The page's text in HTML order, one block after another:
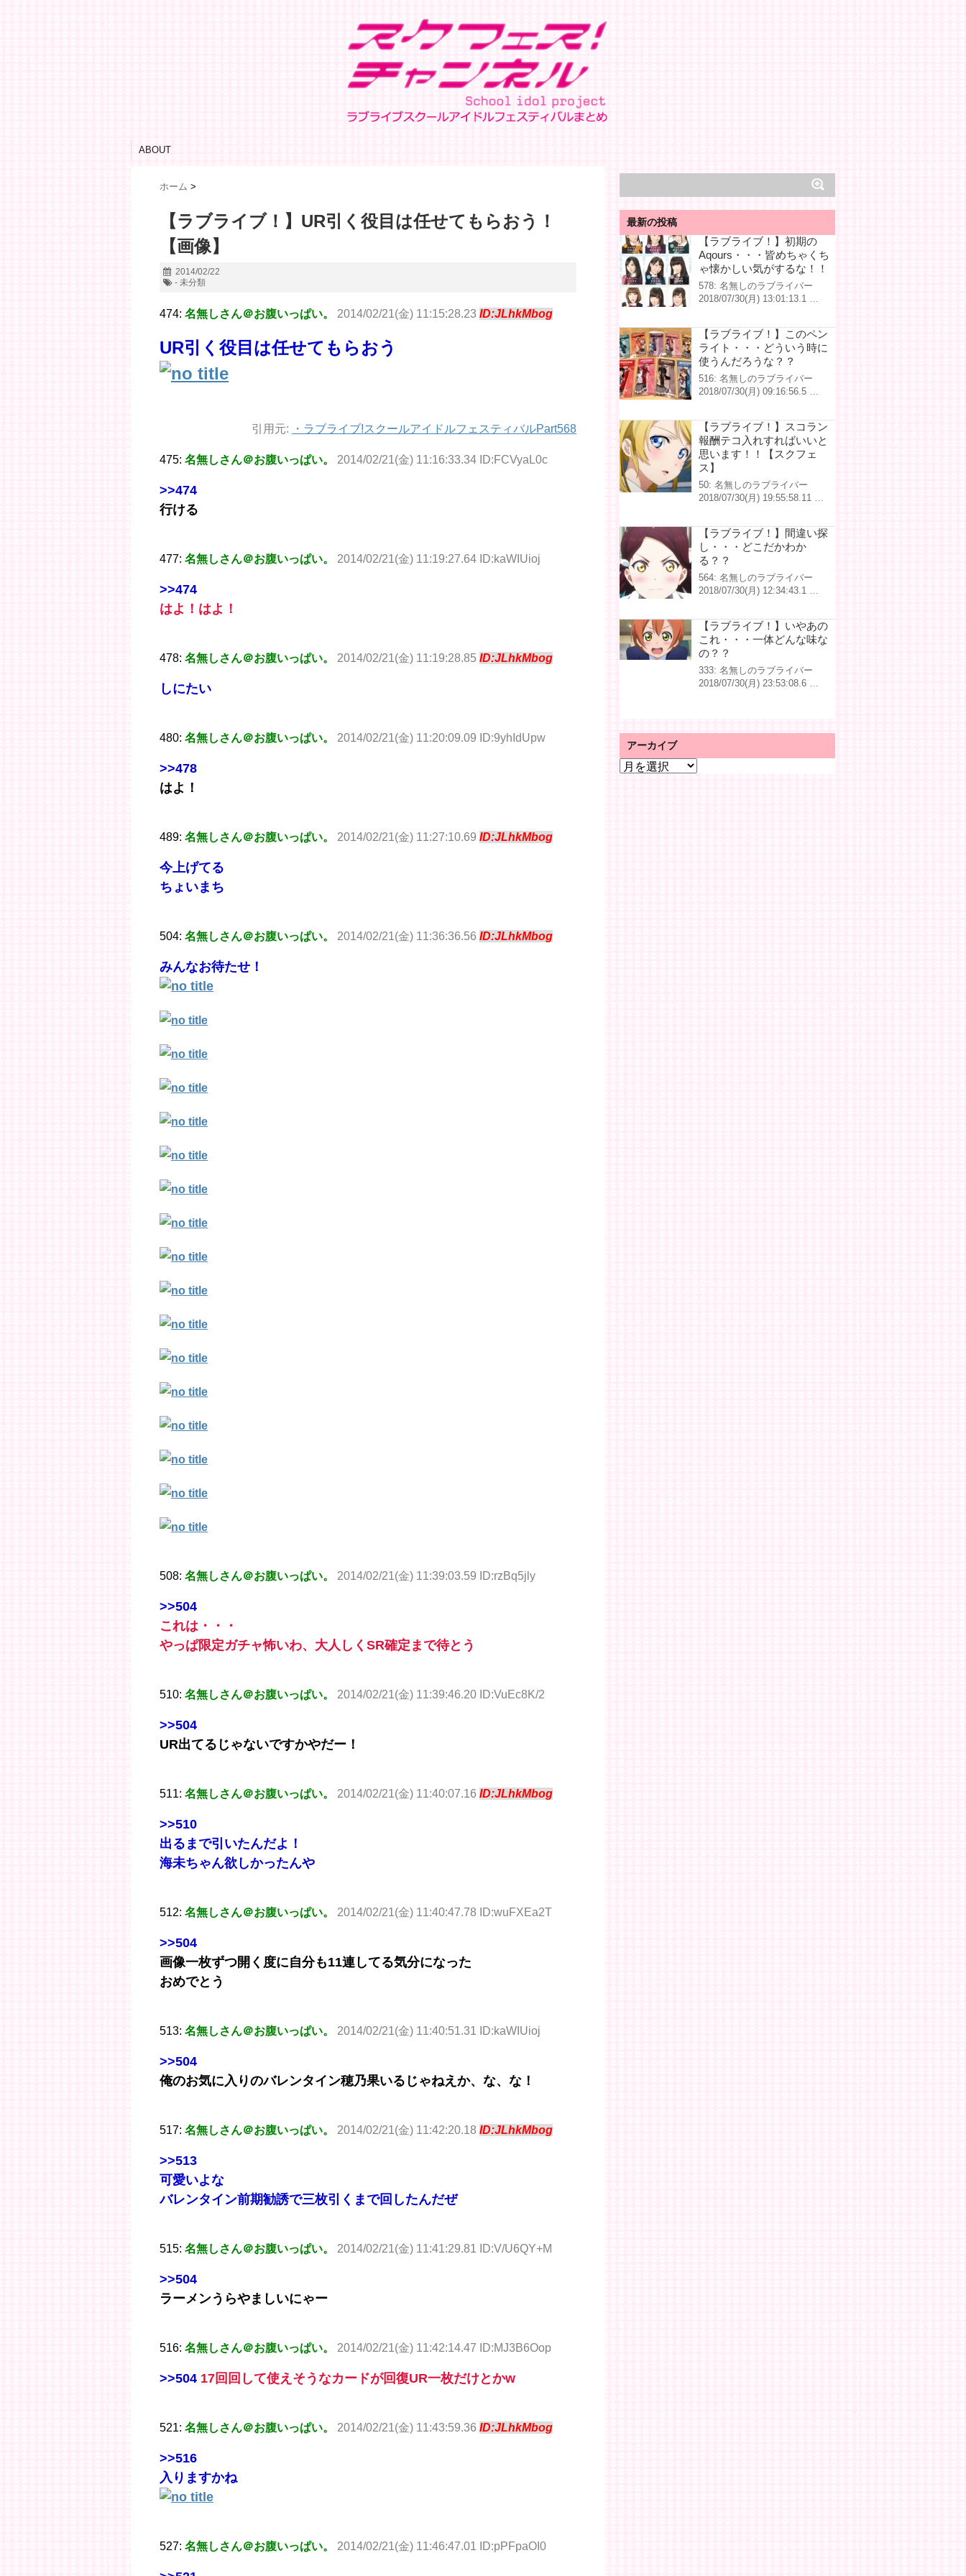
ABOUT
ホーム >
【ラブライブ！】UR引く役目は任せてもらおう！
【画像】
2014/02/22
- 未分類
474: 名無しさん＠お腹いっぱい。 2014/02/21(金) 11:15:28.23 ID:JLhkMbog
UR引く役目は任せてもらおう
引用元: ・ ラブライブ!スクールアイドルフェスティバルPart568
475: 名無しさん＠お腹いっぱい。 2014/02/21(金) 11:16:33.34 ID:FCVyaL0c
>>474
行ける
477: 名無しさん＠お腹いっぱい。 2014/02/21(金) 11:19:27.64 ID:kaWIUioj
>>474
はよ！はよ！
478: 名無しさん＠お腹いっぱい。 2014/02/21(金) 11:19:28.85 ID:JLhkMbog
しにたい
480: 名無しさん＠お腹いっぱい。 2014/02/21(金) 11:20:09.09 ID:9yhIdUpw
>>478
はよ！
489: 名無しさん＠お腹いっぱい。 2014/02/21(金) 11:27:10.69 ID:JLhkMbog
今上げてる
ちょいまち
504: 名無しさん＠お腹いっぱい。 2014/02/21(金) 11:36:36.56 ID:JLhkMbog
みんなお待たせ！
508: 名無しさん＠お腹いっぱい。 2014/02/21(金) 11:39:03.59 ID:rzBq5jly
>>504
これは・・・
やっぱ限定ガチャ怖いわ、大人しくSR確定まで待とう
510: 名無しさん＠お腹いっぱい。 2014/02/21(金) 11:39:46.20 ID:VuEc8K/2
>>504
UR出てるじゃないですかやだー！
511: 名無しさん＠お腹いっぱい。 2014/02/21(金) 11:40:07.16 ID:JLhkMbog
>>510
出るまで引いたんだよ！
海未ちゃん欲しかったんや
512: 名無しさん＠お腹いっぱい。 2014/02/21(金) 11:40:47.78 ID:wuFXEa2T
>>504
画像一枚ずつ開く度に自分も11連してる気分になった
おめでとう
513: 名無しさん＠お腹いっぱい。 2014/02/21(金) 11:40:51.31 ID:kaWIUioj
>>504
俺のお気に入りのバレンタイン穂乃果いるじゃねえか、な、な！
517: 名無しさん＠お腹いっぱい。 2014/02/21(金) 11:42:20.18 ID:JLhkMbog
>>513
可愛いよな
バレンタイン前期勧誘で三枚引くまで回したんだぜ
515: 名無しさん＠お腹いっぱい。 2014/02/21(金) 11:41:29.81 ID:V/U6QY+M
>>504
ラーメンうらやましいにゃー
516: 名無しさん＠お腹いっぱい。 2014/02/21(金) 11:42:14.47 ID:MJ3B6Oop
>>504 17回回して使えそうなカードが回復UR一枚だけとかw
521: 名無しさん＠お腹いっぱい。 2014/02/21(金) 11:43:59.36 ID:JLhkMbog
>>516
入りますかね
527: 名無しさん＠お腹いっぱい。 2014/02/21(金) 11:46:47.01 ID:pPFpaOI0
最新の投稿
【ラブライブ！】初期の
Aqours・・・皆めちゃくち
ゃ懐かしい気がするな！！
578: 名無しのラブライバー
2018/07/30(月) 13:01:13.1 …
【ラブライブ！】このペン
ライト・・・どういう時に
使うんだろうな？？
516: 名無しのラブライバー
2018/07/30(月) 09:16:56.5 …
【ラブライブ！】スコラン
報酬テコ入れすればいいと
思います！！【スクフェ
ス】
50: 名無しのラブライバー
2018/07/30(月) 19:55:58.11 …
【ラブライブ！】間違い探
し・・・どこだかわか
る？？
564: 名無しのラブライバー
2018/07/30(月) 12:34:43.1 …
【ラブライブ！】いやあの
これ・・・一体どんな味な
の？？
333: 名無しのラブライバー
2018/07/30(月) 23:53:08.6 …
アーカイブ
ア